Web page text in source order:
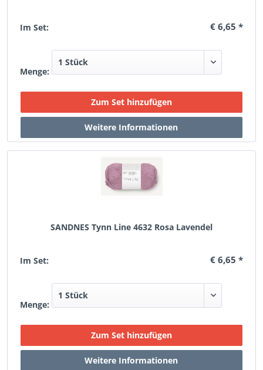
Im Set: € 6,65 *
Menge:
SANDNES Tynn Line 4632 Rosa Lavendel
Im Set: € 6,65 *
Menge: